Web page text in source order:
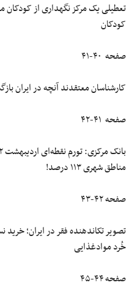
تعطیلی یک مرکز نگهداری از کودکان
کودکان
صفحه ۴۰-۴۱
کارشناسان معتقدند آنچه در ایران
صفحه ۴۱-۴۲
مناطق شهری ۱۱۳ درصد!
صفحه ۴۲-۴۳
تصویر تکاندهنده فقر در ایران؛
خُرد موادغذایی
صفحه ۴۴-۴۵